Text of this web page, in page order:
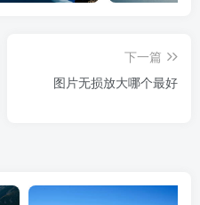
下一篇
图片无损放大哪个最好